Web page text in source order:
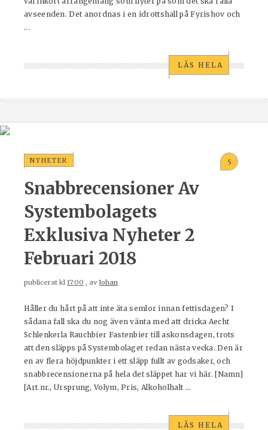
avseenden. Det anordnas i en idrottshall på Fyrishov och
...
LÄS HELA
NYHETER 5
Snabbrecensioner Av
Systembolagets
Exklusiva Nyheter 2
Februari 2018
publicerat kl 17:00 , avJohan
Håller du hårt på att inte äta semlor innan fettisdagen? I
sådana fall ska du nog även vänta med att dricka Aecht
Schlenkerla Rauchbier Fastenbier till askonsdagen, trots
att den släpps på Systembolaget redan nästa vecka. Den är
en av flera höjdpunkter i ett släpp fullt av godsaker, och
snabbrecensionerna på hela det släppet har vi här. [Namn]
[Art.nr., Ursprung, Volym, Pris, Alkoholhalt ...
LÄS HELA